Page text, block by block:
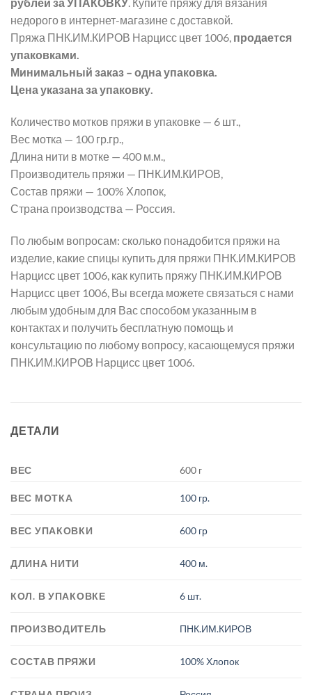
недорого в интернет-магазине с доставкой.
Пряжа ПНК.ИМ.КИРОВ Нарцисс цвет 1006, продается
упаковками.
Минимальный заказ – одна упаковка.
Цена указана за упаковку.
Количество мотков пряжи в упаковке — 6 шт.,
Вес мотка — 100 гр.гр.,
Длина нити в мотке — 400 м.м.,
Производитель пряжи — ПНК.ИМ.КИРОВ,
Состав пряжи — 100% Хлопок,
Страна производства — Россия.
По любым вопросам: сколько понадобится пряжи на
изделие, какие спицы купить для пряжи ПНК.ИМ.КИРОВ
Нарцисс цвет 1006, как купить пряжу ПНК.ИМ.КИРОВ
Нарцисс цвет 1006, Вы всегда можете связаться с нами
любым удобным для Вас способом указанным в
контактах и получить бесплатную помощь и
консультацию по любому вопросу, касающемуся пряжи
ПНК.ИМ.КИРОВ Нарцисс цвет 1006.
ДЕТАЛИ
ВЕС 600 г
ВЕС МОТКА 100 гр.
ВЕС УПАКОВКИ 600 гр
ДЛИНА НИТИ 400 м.
КОЛ. В УПАКОВКЕ 6 шт.
ПРОИЗВОДИТЕЛЬ ПНК.ИМ.КИРОВ
СОСТАВ ПРЯЖИ 100% Хлопок